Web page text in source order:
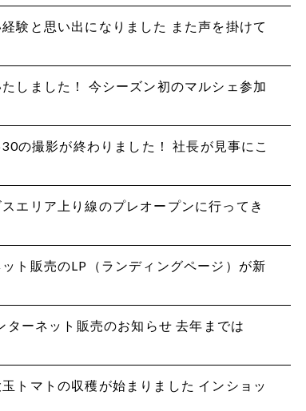
験と思い出になりました また声を掛けて
しました！ 今シーズン初のマルシェ参加
の撮影が終わりました！ 社長が見事にこ
エリア上り線のプレオープンに行ってき
ト販売のLP（ランディングページ）が新
ーネット販売のお知らせ 去年までは
トマトの収穫が始まりました インショッ